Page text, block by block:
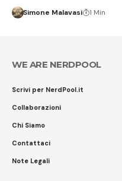
Simone Malavasi 1 Min
WE ARE NERDPOOL
Scrivi per NerdPool.it
Collaborazioni
Chi Siamo
Contattaci
Note Legali